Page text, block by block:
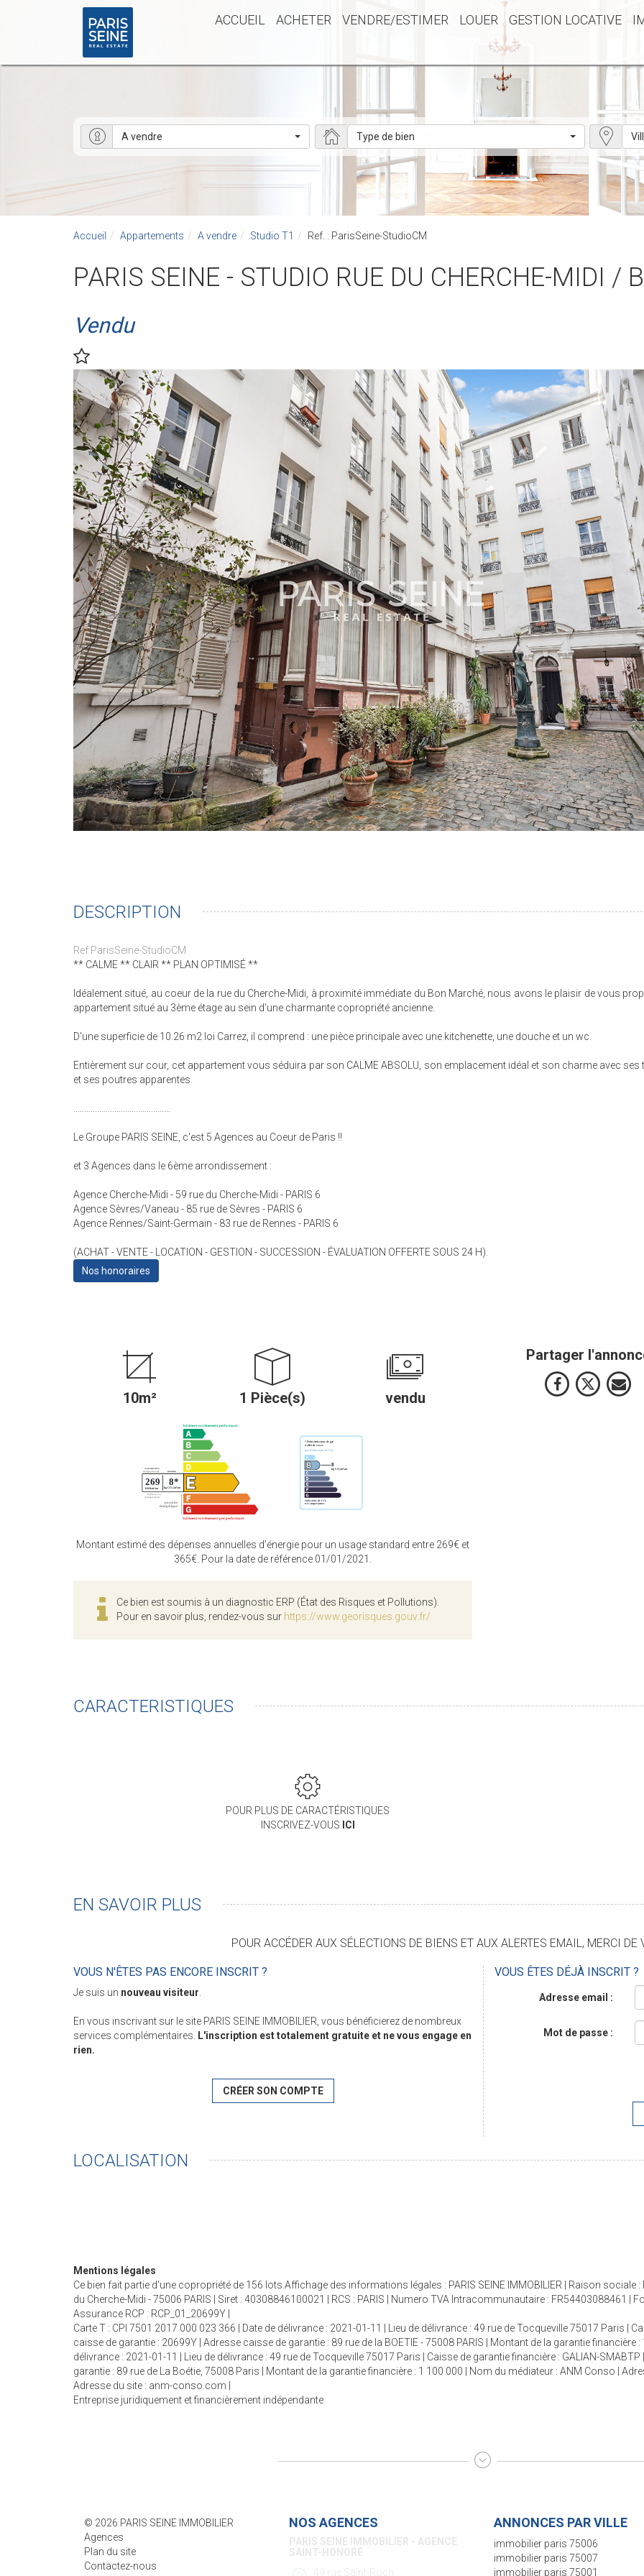
ACCUEIL ACHETER VENDRE/ESTIMER LOUER GESTION LOCATIVE
A vendre Type de bien
Accueil Appartements A vendre Studio T1 Ref. : ParisSeine-StudioCM
PARIS SEINE - STUDIO RUE DU CHERCHE-MIDI /
Vendu
DESCRIPTION
Ref ParisSeine-StudioCM
** CALME ** CLAIR ** PLAN OPTIMISÉ **
Idéalement situé, au coeur de la rue du Cherche-Midi, à proximité immédiate du Bon Marché, nous avons le plaisir de vous
appartement situé au 3ème étage au sein d'une charmante copropriété ancienne.
D'une superficie de 10.26 m2 loi Carrez, il comprend : une pièce principale avec une kitchenette, une douche et un wc.
Entièrement sur cour, cet appartement vous séduira par son CALME ABSOLU, son emplacement idéal et son charme avec ses
et ses poutres apparentes.
.............................................
Le Groupe PARIS SEINE, c'est 5 Agences au Coeur de Paris !!
et 3 Agences dans le 6ème arrondissement :
Agence Cherche-Midi - 59 rue du Cherche-Midi - PARIS 6
Agence Sèvres/Vaneau - 85 rue de Sèvres - PARIS 6
Agence Rennes/Saint-Germain - 83 rue de Rennes - PARIS 6
(ACHAT - VENTE - LOCATION - GESTION - SUCCESSION - ÉVALUATION OFFERTE SOUS 24 H).
Nos honoraires
10m² 1 Pièce(s) vendu
Montant estimé des dépenses annuelles d'énergie pour un usage standard entre 269€ et
365€. Pour la date de référence 01/01/2021.
Ce bien est soumis à un diagnostic ERP (État des Risques et Pollutions).
Pour en savoir plus, rendez-vous sur https://www.georisques.gouv.fr/
Partager
CARACTERISTIQUES
POUR PLUS DE CARACTÉRISTIQUES
INSCRIVEZ-VOUS ICI
EN SAVOIR PLUS
POUR ACCÉDER AUX SÉLECTIONS DE BIENS ET AUX ALERTES EMAIL, MERCI DE
VOUS N'ÊTES PAS ENCORE INSCRIT ?
Je suis un nouveau visiteur.
En vous inscrivant sur le site PARIS SEINE IMMOBILIER, vous bénéficierez de nombreux
services complémentaires. L'inscription est totalement gratuite et ne vous engage en
rien.
CRÉER SON COMPTE
VOUS ÊTES DÉJÀ INSCRIT ?
Adresse email :
Mot de passe :
LOCALISATION
Mentions légales
Ce bien fait partie d'une copropriété de 156 lots.Affichage des informations légales : PARIS SEINE IMMOBILIER | Raison sociale :
du Cherche-Midi - 75006 PARIS | Siret : 40308846100021 | RCS : PARIS | Numero TVA Intracommunautaire : FR54403088461 |
Assurance RCP : RCP_01_20699Y |
Carte T : CPI 7501 2017 000 023 366 | Date de délivrance : 2021-01-11 | Lieu de délivrance : 49 rue de Tocqueville 75017 Paris |
caisse de garantie : 20699Y | Adresse caisse de garantie : 89 rue de la BOETIE - 75008 PARIS | Montant de la garantie financière
délivrance : 2021-01-11 | Lieu de délivrance : 49 rue de Tocqueville 75017 Paris | Caisse de garantie financière : GALIAN-
garantie : 89 rue de La Boétie, 75008 Paris | Montant de la garantie financière : 1 100 000 | Nom du médiateur : ANM Conso |
Adresse du site : anm-conso.com
Entreprise juridiquement et financièrement indépendante
© 2026 PARIS SEINE IMMOBILIER
Agences
Plan du site
Contactez-nous
NOS AGENCES
PARIS SEINE IMMOBILIER - AGENCE
SÈVRES-VANEAU
85 rue de Sèvres
ANNONCES PAR VILLE
immobilier paris 75006
immobilier paris 75007
immobilier paris 75001